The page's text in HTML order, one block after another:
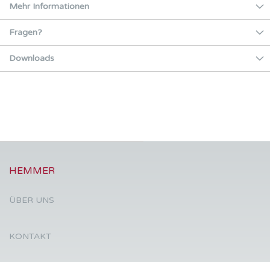
Mehr Informationen
Fragen?
Downloads
HEMMER
ÜBER UNS
KONTAKT